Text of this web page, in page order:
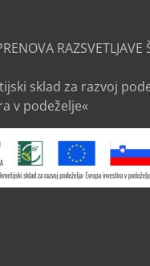
RAZSVETLJAVE
sklad za razvoj
v podeželje«